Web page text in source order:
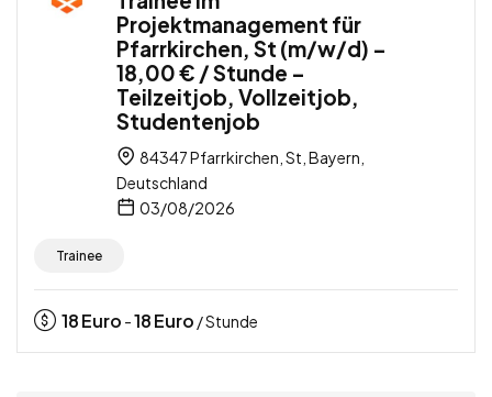
Projektmanagement für
Pfarrkirchen, St (m/w/d) –
18,00 € / Stunde –
Teilzeitjob, Vollzeitjob,
Studentenjob
84347 Pfarrkirchen, St, Bayern,
Deutschland
03/08/2026
Trainee
18Euro -18Euro / Stunde